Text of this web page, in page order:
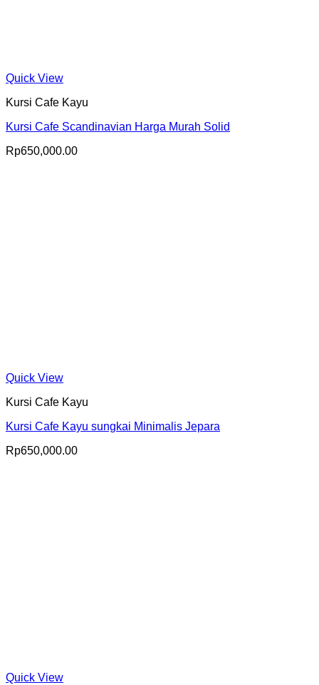
Quick View
Kursi Cafe Kayu
Kursi Cafe Scandinavian Harga Murah Solid
Rp650,000.00
Quick View
Kursi Cafe Kayu
Kursi Cafe Kayu sungkai Minimalis Jepara
Rp650,000.00
Quick View